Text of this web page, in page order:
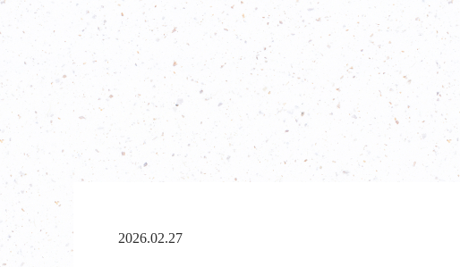
2026.02.27